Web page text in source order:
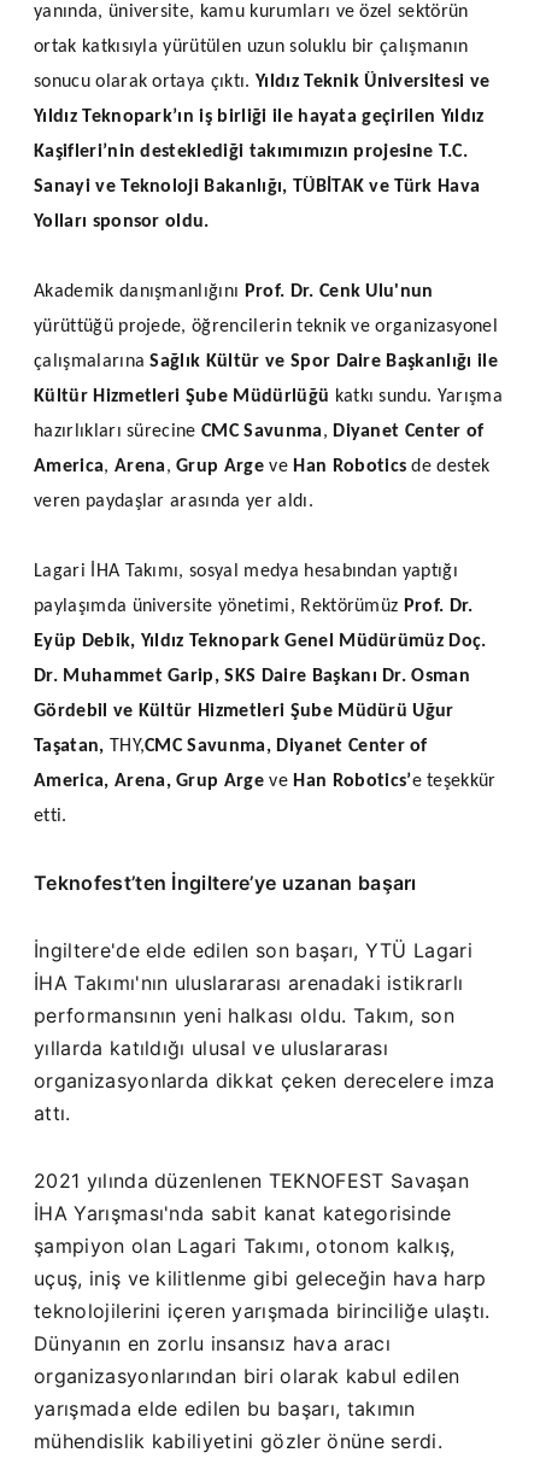
yanında, üniversite, kamu kurumları ve özel sektörün
ortak katkısıyla yürütülen uzun soluklu bir çalışmanın
sonucu olarak ortaya çıktı. Yıldız Teknik Üniversitesi ve
Yıldız Teknopark’ın iş birliği ile hayata geçirilen Yıldız
Kaşifleri’nin desteklediği takımımızın projesine T.C.
Sanayi ve Teknoloji Bakanlığı, TÜBİTAK ve Türk Hava
Yolları sponsor oldu.
Akademik danışmanlığını Prof. Dr. Cenk Ulu'nun
yürüttüğü projede, öğrencilerin teknik ve organizasyonel
çalışmalarınaSağlık Kültür ve Spor Daire Başkanlığı ile
Kültür Hizmetleri Şube Müdürlüğü katkı sundu. Yarışma
hazırlıkları sürecineCMC Savunma, Diyanet Center of
America, Arena,Grup Arge ve Han Robotics de destek
veren paydaşlar arasında yer aldı.
Lagari İHA Takımı, sosyal medya hesabından yaptığı
paylaşımda üniversite yönetimi, Rektörümüz Prof. Dr.
Eyüp Debik, Yıldız Teknopark Genel Müdürümüz Doç.
Dr. Muhammet Garip,SKS Daire Başkanı Dr. Osman
Gördebil ve Kültür Hizmetleri Şube Müdürü Uğur
Taşatan, THY,CMC Savunma, Diyanet Center of
America, Arena,Grup Arge ve Han Robotics’e teşekkür
etti.
Teknofest’ten İngiltere’ye uzanan başarı
İngiltere'de elde edilen son başarı, YTÜ Lagari
İHA Takımı'nın uluslararası arenadaki istikrarlı
performansının yeni halkası oldu. Takım, son
yıllarda katıldığı ulusal ve uluslararası
organizasyonlarda dikkat çeken derecelere imza
attı.
2021 yılında düzenlenen TEKNOFEST Savaşan
İHA Yarışması'nda sabit kanat kategorisinde
şampiyon olan Lagari Takımı, otonom kalkış,
uçuş, iniş ve kilitlenme gibi geleceğin hava harp
teknolojilerini içeren yarışmada birinciliğe ulaştı.
Dünyanın en zorlu insansız hava aracı
organizasyonlarından biri olarak kabul edilen
yarışmada elde edilen bu başarı, takımın
mühendislik kabiliyetini gözler önüne serdi.